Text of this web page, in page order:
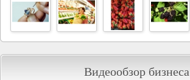
Видеообзор бизнеса